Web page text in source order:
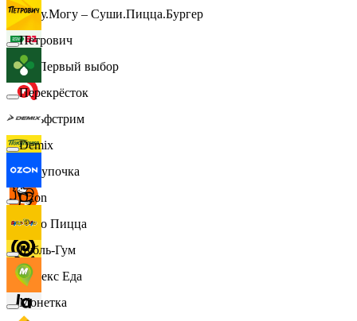
Хочу.Могу – Суши.Пицца.Бургер
B1 Первый выбор
Гольфстрим
Покупочка
Додо Пицца
Яндекс Еда
Петрович
Перекрёсток
Demix
Ozon
Бубль-Гум
Монетка